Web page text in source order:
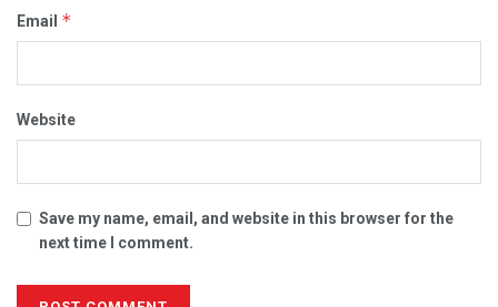
Email *
Website
Save my name, email, and website in this browser for the
next time I comment.